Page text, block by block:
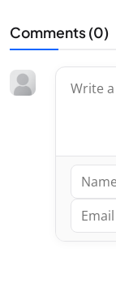
Comments (0)